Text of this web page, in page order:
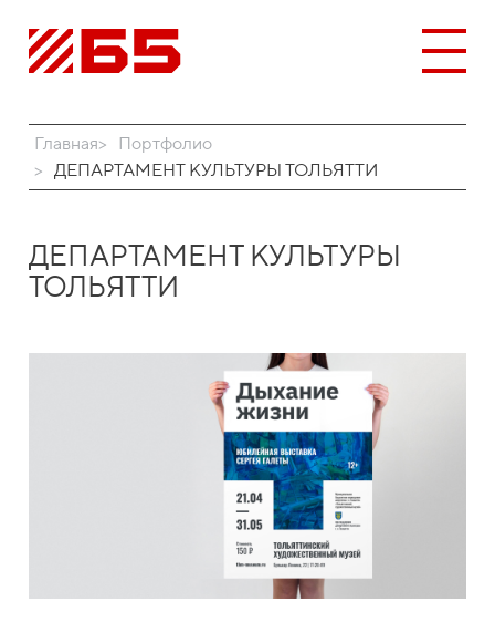
Главная
Портфолио
ДЕПАРТАМЕНТ КУЛЬТУРЫ ТОЛЬЯТТИ
ДЕПАРТАМЕНТ КУЛЬТУРЫ
ТОЛЬЯТТИ